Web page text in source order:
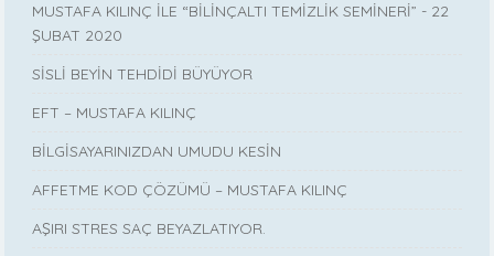
MUSTAFA KILINÇ İLE “BİLİNÇALTI TEMİZLİK SEMİNERİ” - 22
ŞUBAT 2020
SİSLİ BEYİN TEHDİDİ BÜYÜYOR
EFT – MUSTAFA KILINÇ
BİLGİSAYARINIZDAN UMUDU KESİN
AFFETME KOD ÇÖZÜMÜ – MUSTAFA KILINÇ
AŞIRI STRES SAÇ BEYAZLATIYOR.